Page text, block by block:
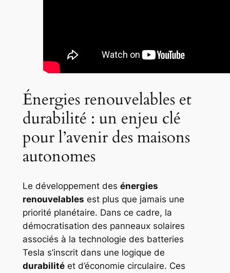
Énergies renouvelables et
durabilité : un enjeu clé
pour l’avenir des maisons
autonomes
Le développement des énergies
renouvelables est plus que jamais une
priorité planétaire. Dans ce cadre, la
démocratisation des panneaux solaires
associés à la technologie des batteries
Tesla s’inscrit dans une logique de
durabilitéet d’économie circulaire. Ces